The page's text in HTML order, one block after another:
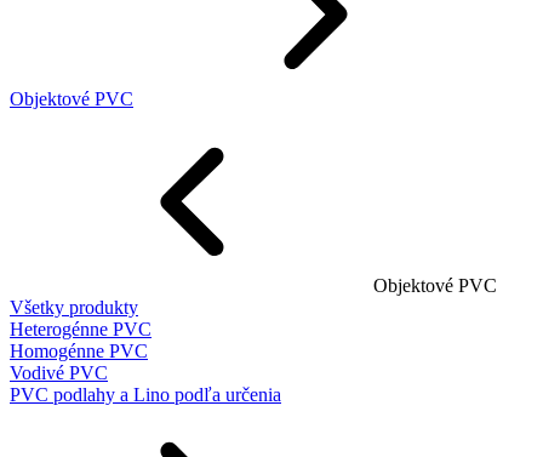
Objektové PVC
Objektové PVC
Všetky produkty
Heterogénne PVC
Homogénne PVC
Vodivé PVC
PVC podlahy a Lino podľa určenia